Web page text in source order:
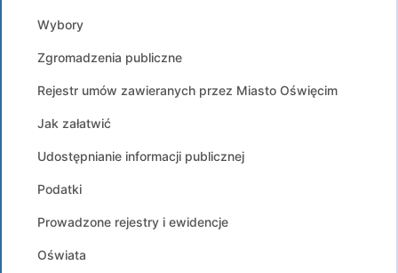
Wybory
Zgromadzenia publiczne
Rejestr umów zawieranych przez Miasto Oświęcim
Jak załatwić
Udostępnianie informacji publicznej
Podatki
Prowadzone rejestry i ewidencje
Oświata